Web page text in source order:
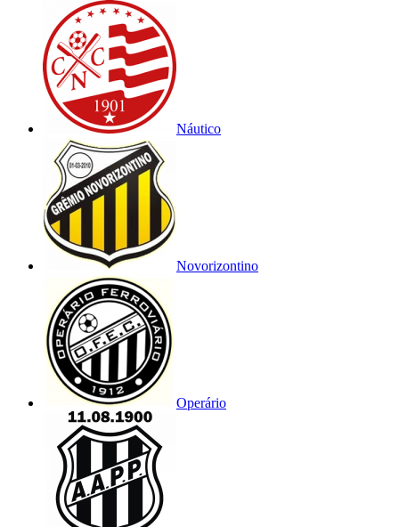
Náutico
Novorizontino
Operário